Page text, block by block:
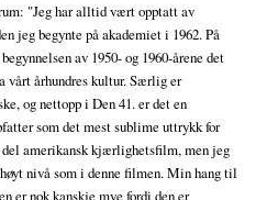
"Jeg har alltid vært opptatt av
jeg begynte på akademiet i 1962. På
av 1950- og 1960-årene det
vårt århundres kultur. Særlig er
og nettopp i Den 41. er det en
som det mest sublime uttrykk for
del amerikansk kjærlighetsfilm, men jeg
nivå som i denne filmen. Min hang til
er nok kanskje mye fordi den er